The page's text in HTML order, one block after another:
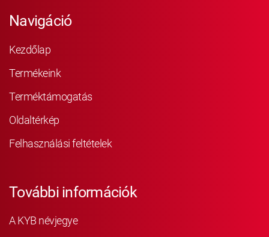
Navigáció
Kezdőlap
Termékeink
Terméktámogatás
Oldaltérkép
Felhasználási feltételek
További információk
A KYB névjegye